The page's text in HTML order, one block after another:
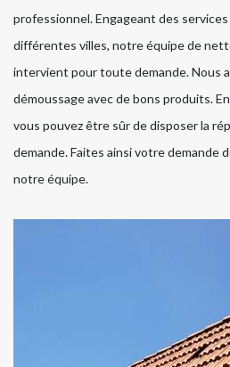
professionnel. Engageant des
différentes villes, notre équipe de
intervient pour toute demande. Nous
démoussage avec de bons produits.
vous pouvez être sûr de disposer la
demande. Faites ainsi votre demande
notre équipe.